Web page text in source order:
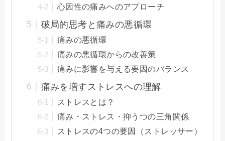
心因性の痛みへのアプローチ
破局的思考と痛みの悪循環
痛みの悪循環
痛みの悪循環からの改善策
痛みに影響を与える要因のバランス
痛みを増すストレスへの理解
ストレスとは？
痛み・ストレス・抑うつの三角関係
ストレスの4つの要因（ストレッサー）